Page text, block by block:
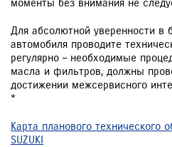
ЗАКАЗАТЬ ЗВОНОК
моменты без внимания не
Для абсолютной уверенности в
автомобиля проводите
регулярно – необходимые
масла и фильтров, должны
достижении межсервисного
*
Карта планового технического
SUZUKI